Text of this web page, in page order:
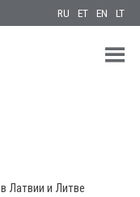
RU ET EN LT
Латвии и Литве